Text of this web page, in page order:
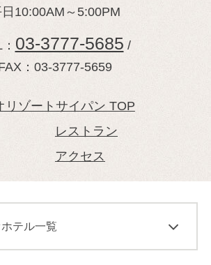
10:00AM～5:00PM
03-3777-5685 /
：03-3777-5659
リゾートサイパン TOP
レストラン
アクセス
テル一覧